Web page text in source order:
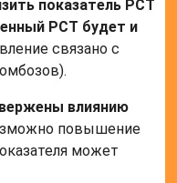
показатель PCT
PCT будет и
связано с
влиянию
повышение
может